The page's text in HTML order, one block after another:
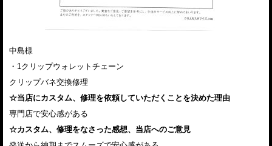
中島様
・1クリップウォレットチェーン
クリップバネ交換修理
☆当店にカスタム、修理を依頼していただくことを決めた理由
専門店で安心感がある
☆カスタム、修理をなさった感想、当店へのご意見